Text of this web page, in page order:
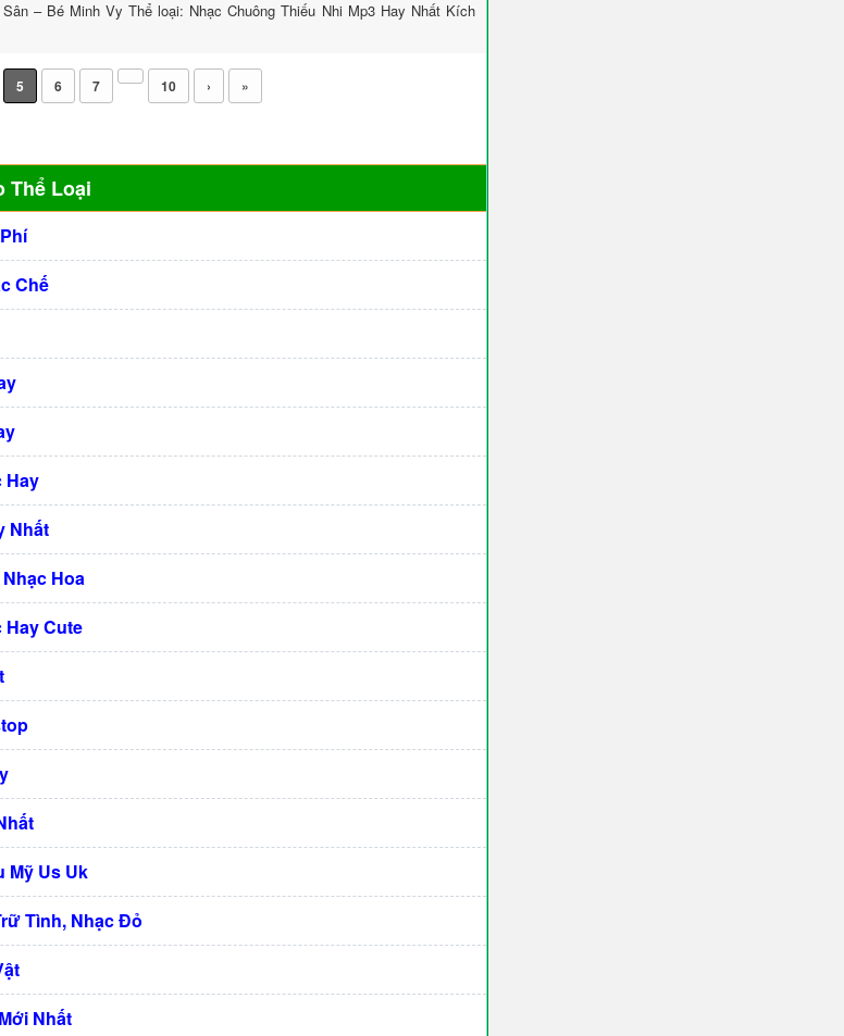
– Bé Minh Vy Thể loại: Nhạc Chuông Thiếu Nhi Mp3 Hay Nhất Kích
5 6 7 10 › »
Thể Loại
Chế
Hay
Nhất
Hoa
Hay Cute
Mỹ Us Uk
Tình, Nhạc Đỏ
Nhất